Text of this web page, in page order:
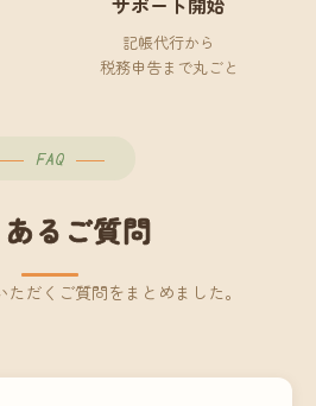
記帳代行から
税務申告まで丸ごと
FAQ
るご質問
だくご質問をまとめました。